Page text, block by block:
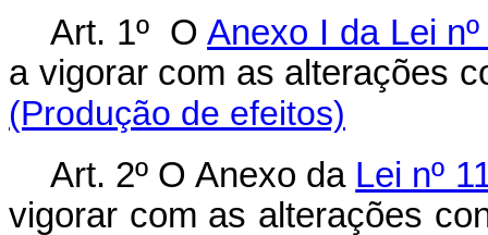
Art. 1º OAnexo I da Lei
a vigorar com as alterações
(Produção de efeitos)
Art. 2º O Anexo da Lei nº
vigorar com as alterações